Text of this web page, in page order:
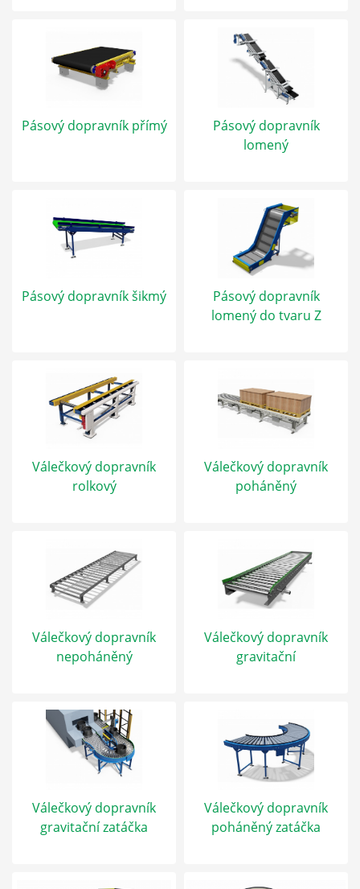
Pásový dopravník přímý
Pásový dopravník
lomený
Pásový dopravník šikmý
Pásový dopravník
lomený do tvaru Z
Válečkový dopravník
rolkový
Válečkový dopravník
poháněný
Válečkový dopravník
nepoháněný
Válečkový dopravník
gravitační
Válečkový dopravník
gravitační zatáčka
Válečkový dopravník
poháněný zatáčka